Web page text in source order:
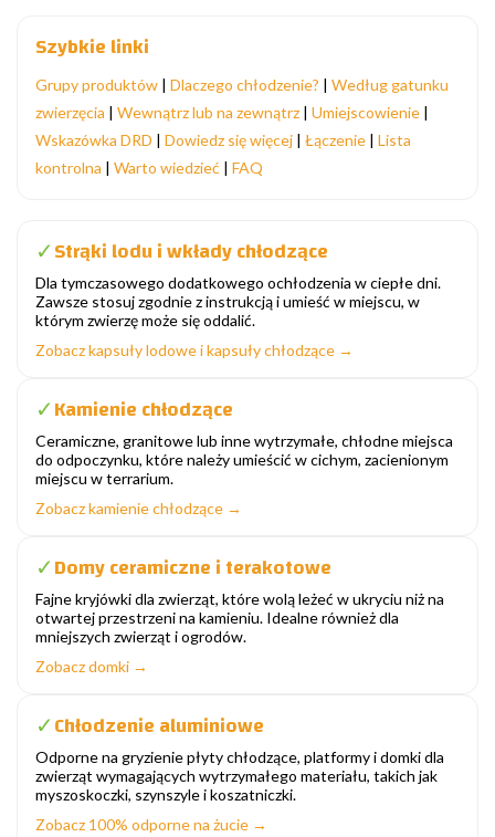
Szybkie linki
Grupy produktów | Dlaczego chłodzenie? | Według gatunku
zwierzęcia | Wewnątrz lub na zewnątrz | Umiejscowienie |
Wskazówka DRD | Dowiedz się więcej | Łączenie | Lista
kontrolna | Warto wiedzieć | FAQ
✓Strąki lodu i wkłady chłodzące
Dla tymczasowego dodatkowego ochłodzenia w ciepłe dni.
Zawsze stosuj zgodnie z instrukcją i umieść w miejscu, w
którym zwierzę może się oddalić.
Zobacz kapsuły lodowe i kapsuły chłodzące →
✓Kamienie chłodzące
Ceramiczne, granitowe lub inne wytrzymałe, chłodne miejsca
do odpoczynku, które należy umieścić w cichym, zacienionym
miejscu w terrarium.
Zobacz kamienie chłodzące →
✓Domy ceramiczne i terakotowe
Fajne kryjówki dla zwierząt, które wolą leżeć w ukryciu niż na
otwartej przestrzeni na kamieniu. Idealne również dla
mniejszych zwierząt i ogrodów.
Zobacz domki →
✓Chłodzenie aluminiowe
Odporne na gryzienie płyty chłodzące, platformy i domki dla
zwierząt wymagających wytrzymałego materiału, takich jak
myszoskoczki, szynszyle i koszatniczki.
Zobacz 100% odporne na żucie →